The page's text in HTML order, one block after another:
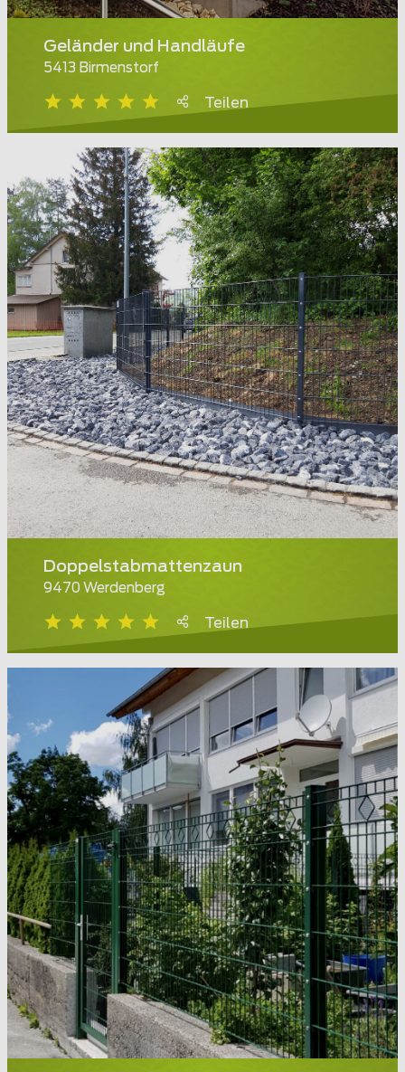
Geländer und Handläufe
5413 Birmenstorf
Teilen
Doppelstabmattenzaun
9470 Werdenberg
Teilen